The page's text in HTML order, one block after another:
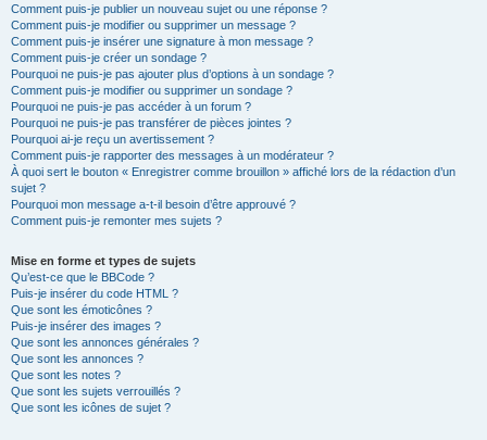
Comment puis-je publier un nouveau sujet ou une réponse ?
Comment puis-je modifier ou supprimer un message ?
Comment puis-je insérer une signature à mon message ?
Comment puis-je créer un sondage ?
Pourquoi ne puis-je pas ajouter plus d’options à un sondage ?
Comment puis-je modifier ou supprimer un sondage ?
Pourquoi ne puis-je pas accéder à un forum ?
Pourquoi ne puis-je pas transférer de pièces jointes ?
Pourquoi ai-je reçu un avertissement ?
Comment puis-je rapporter des messages à un modérateur ?
À quoi sert le bouton « Enregistrer comme brouillon » affiché lors de la rédaction d’un
sujet ?
Pourquoi mon message a-t-il besoin d’être approuvé ?
Comment puis-je remonter mes sujets ?
Mise en forme et types de sujets
Qu’est-ce que le BBCode ?
Puis-je insérer du code HTML ?
Que sont les émoticônes ?
Puis-je insérer des images ?
Que sont les annonces générales ?
Que sont les annonces ?
Que sont les notes ?
Que sont les sujets verrouillés ?
Que sont les icônes de sujet ?